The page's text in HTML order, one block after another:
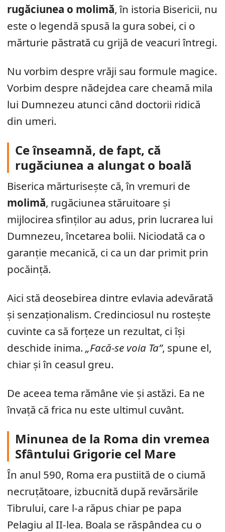
rugăciunea o molimă, în istoria Bisericii, nu
este o legendă spusă la gura sobei, ci o
mărturie păstrată cu grijă de veacuri întregi.
Nu vorbim despre vrăji sau formule magice.
Vorbim despre nădejdea care cheamă mila
lui Dumnezeu atunci când doctorii ridică
din umeri.
Ce înseamnă, de fapt, că
rugăciunea a alungat o boală
Biserica mărturisește că, în vremuri de
molimă, rugăciunea stăruitoare și
mijlocirea sfinților au adus, prin lucrarea lui
Dumnezeu, încetarea bolii. Niciodată ca o
garanție mecanică, ci ca un dar primit prin
pocăință.
Aici stă deosebirea dintre evlavia adevărată
și senzaționalism. Credinciosul nu rostește
cuvinte ca să forțeze un rezultat, ci își
deschide inima. „Facă-se voia Ta”, spune el,
chiar și în ceasul greu.
De aceea tema rămâne vie și astăzi. Ea ne
învață că frica nu este ultimul cuvânt.
Minunea de la Roma din vremea
Sfântului Grigorie cel Mare
În anul 590, Roma era pustiită de o ciumă
necruțătoare, izbucnită după revărsările
Tibrului, care l-a răpus chiar pe papa
Pelagiu al II-lea. Boala se răspândea cu o